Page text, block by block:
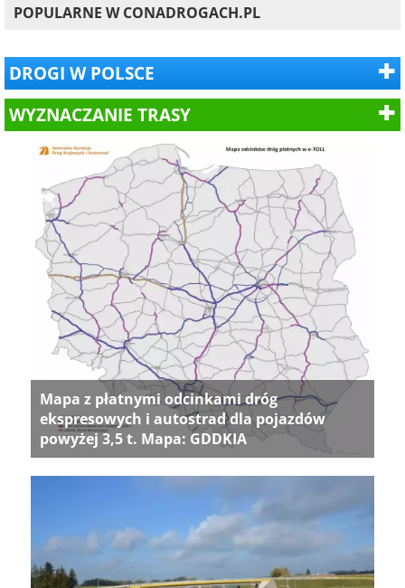
POPULARNE W CONADROGACH.PL
DROGI W POLSCE
WYZNACZANIE TRASY
Mapa z płatnymi odcinkami dróg
ekspresowych i autostrad dla pojazdów
powyżej 3,5 t. Mapa: GDDKIA